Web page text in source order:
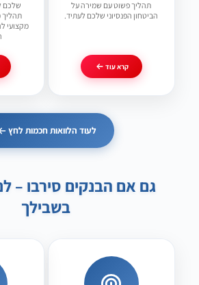
תהליך פשוט עם שמירה על
הביטחון הפנסיוני שלכם לעתיד.
קרא עוד
שלכם
תהליך
מקצועי
לעוד הלוואות חכמות לחץ
גם אם הבנקים סירבו –
בשבילך